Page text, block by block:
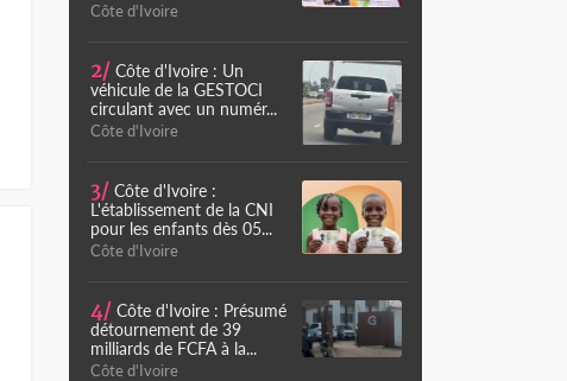
Côte d'Ivoire
2/ Côte d'Ivoire : Un
véhicule de la GESTOCI
circulant avec un numér...
Côte d'Ivoire
3/ Côte d'Ivoire :
L'établissement de la CNI
pour les enfants dès 05...
Côte d'Ivoire
4/ Côte d'Ivoire : Présumé
détournement de 39
milliards de FCFA à la...
Côte d'Ivoire